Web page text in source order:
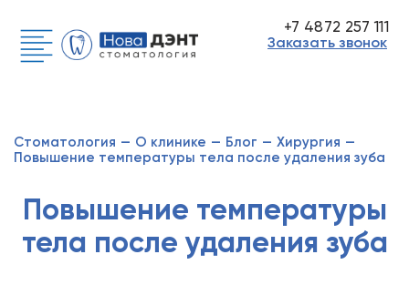
+7 4872 257 111
Заказать звонок
Стоматология — О клинике — Блог — Хирургия —
Повышение температуры тела после удаления зуба
Повышение температуры
тела после удаления зуба